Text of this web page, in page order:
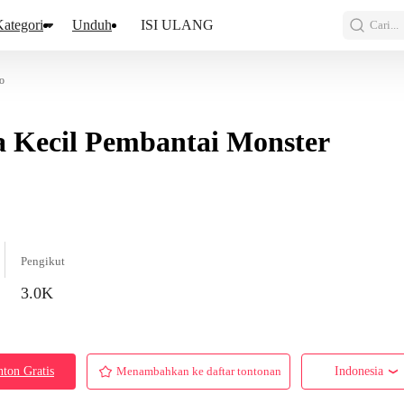
Unduh ISI ULANG Cari...
Kecil Pembantai Monster
Pengikut
3.0K
Gratis Menambahkan ke daftar tontonan Indonesia